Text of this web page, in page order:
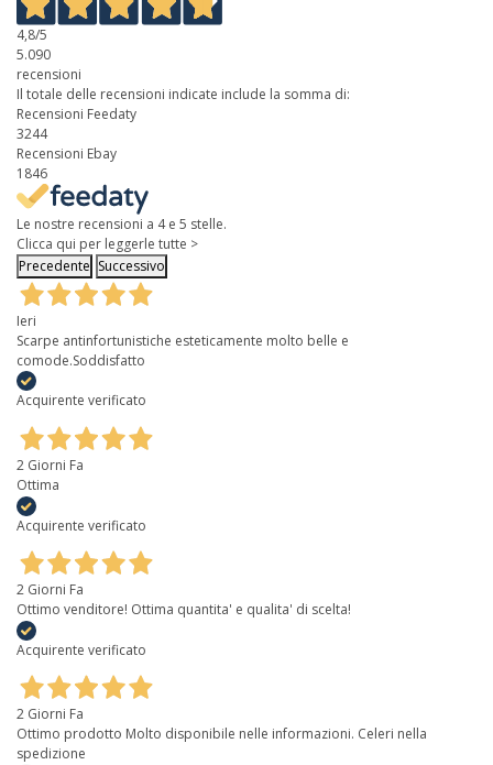
4,8/5
5.090
recensioni
Il totale delle recensioni indicate include la somma di:
Recensioni Feedaty
3244
Recensioni Ebay
1846
Le nostre recensioni a 4 e 5 stelle.
Clicca qui per leggerle tutte >
Precedente Successivo
Ieri
Scarpe antinfortunistiche esteticamente molto belle e
comode.Soddisfatto
Acquirente verificato
2 Giorni Fa
Ottima
Acquirente verificato
2 Giorni Fa
Ottimo venditore! Ottima quantita' e qualita' di scelta!
Acquirente verificato
2 Giorni Fa
Ottimo prodotto Molto disponibile nelle informazioni. Celeri nella
spedizione